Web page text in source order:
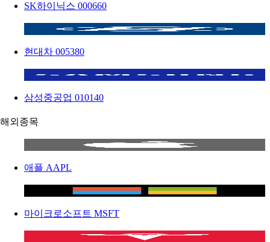
SK하이닉스 000660
현대차 005380
삼성중공업 010140
해외종목
애플 AAPL
마이크로소프트 MSFT